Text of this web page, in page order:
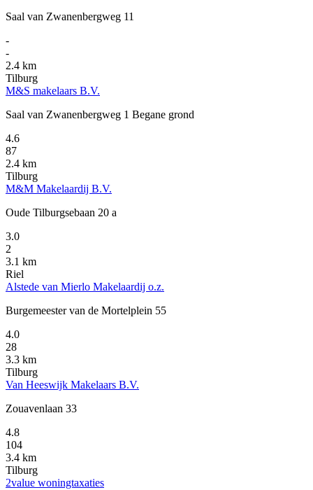
Saal van Zwanenbergweg 11
-
-
2.4 km
Tilburg
M&S makelaars B.V.
Saal van Zwanenbergweg 1 Begane grond
4.6
87
2.4 km
Tilburg
M&M Makelaardij B.V.
Oude Tilburgsebaan 20 a
3.0
2
3.1 km
Riel
Alstede van Mierlo Makelaardij o.z.
Burgemeester van de Mortelplein 55
4.0
28
3.3 km
Tilburg
Van Heeswijk Makelaars B.V.
Zouavenlaan 33
4.8
104
3.4 km
Tilburg
2value woningtaxaties